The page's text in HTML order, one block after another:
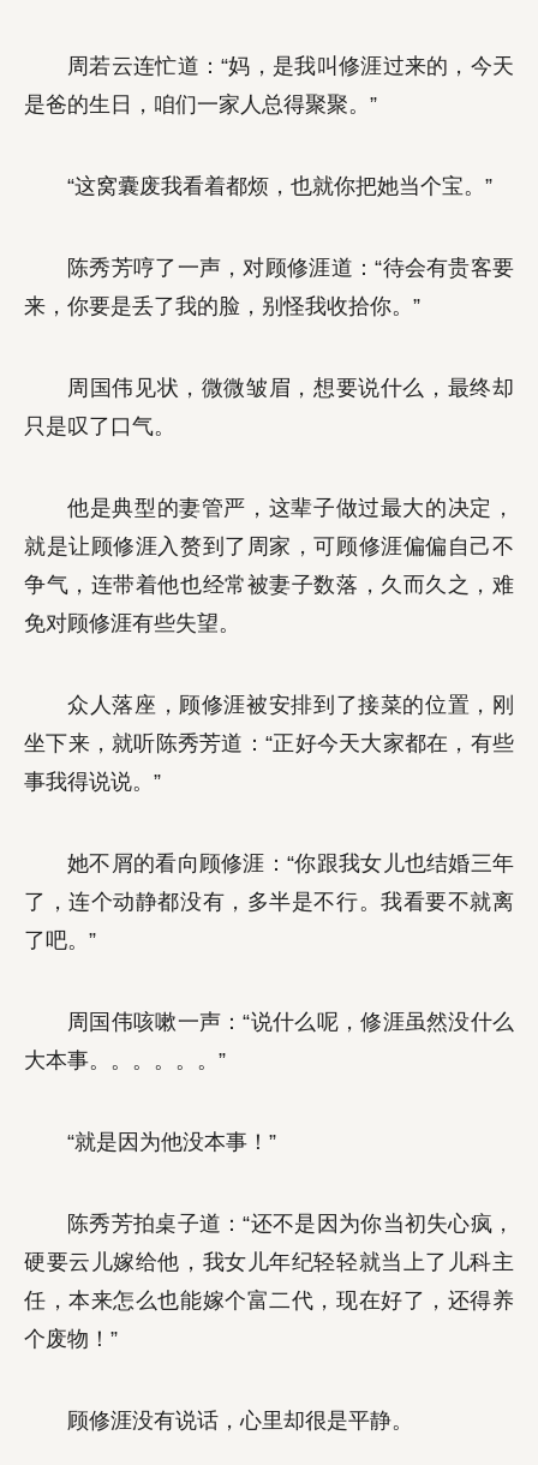
周若云连忙道：“妈，是我叫修涯过来的，今天
是爸的生日，咱们一家人总得聚聚。”
“这窝囊废我看着都烦，也就你把她当个宝。”
陈秀芳哼了一声，对顾修涯道：“待会有贵客要
来，你要是丢了我的脸，别怪我收拾你。”
周国伟见状，微微皱眉，想要说什么，最终却
只是叹了口气。
他是典型的妻管严，这辈子做过最大的决定，
就是让顾修涯入赘到了周家，可顾修涯偏偏自己不
争气，连带着他也经常被妻子数落，久而久之，难
免对顾修涯有些失望。
众人落座，顾修涯被安排到了接菜的位置，刚
坐下来，就听陈秀芳道：“正好今天大家都在，有些
事我得说说。”
她不屑的看向顾修涯：“你跟我女儿也结婚三年
了，连个动静都没有，多半是不行。我看要不就离
了吧。”
周国伟咳嗽一声：“说什么呢，修涯虽然没什么
大本事。。。。。。”
“就是因为他没本事！”
陈秀芳拍桌子道：“还不是因为你当初失心疯，
硬要云儿嫁给他，我女儿年纪轻轻就当上了儿科主
任，本来怎么也能嫁个富二代，现在好了，还得养
个废物！”
顾修涯没有说话，心里却很是平静。